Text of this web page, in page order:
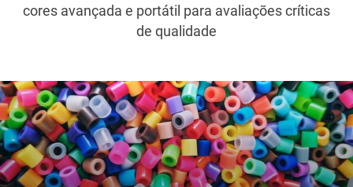
cores avançada e portátil para avaliações críticas
de qualidade